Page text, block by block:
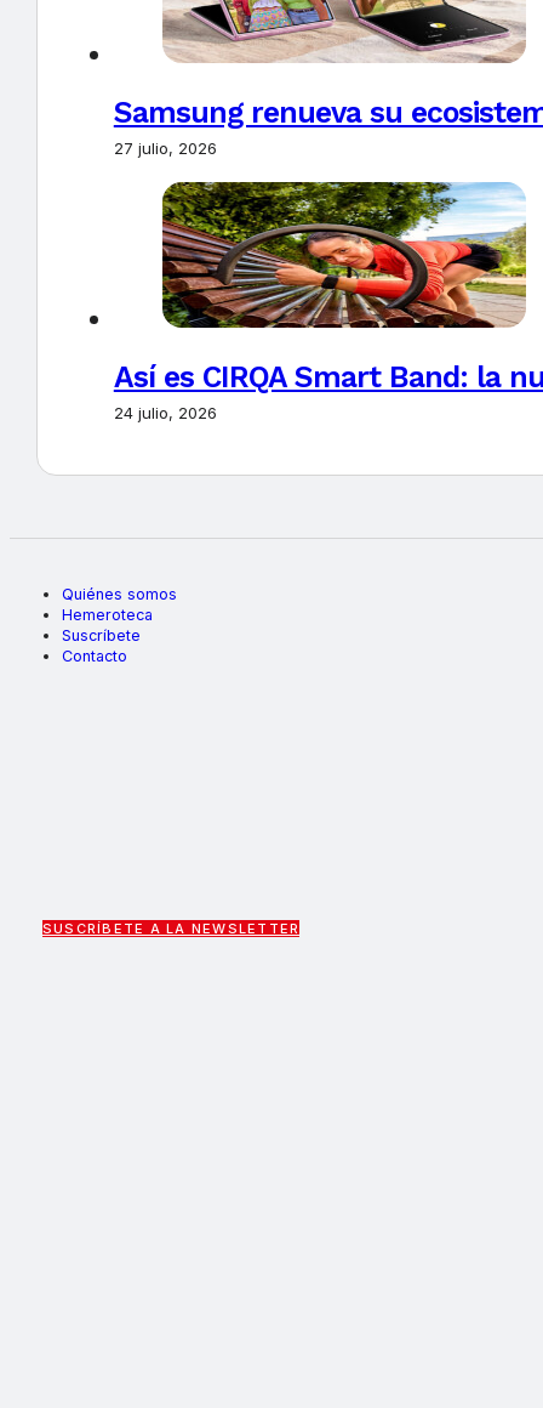
Samsung renueva su
27 julio, 2026
Así es CIRQA Smart Band: la
24 julio, 2026
Quiénes somos
Hemeroteca
Suscríbete
Contacto
SUSCRÍBETE A LA NEWSLETTER